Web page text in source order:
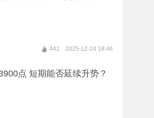
441 2025-12-24 18:46
点 短期能否延续升势？